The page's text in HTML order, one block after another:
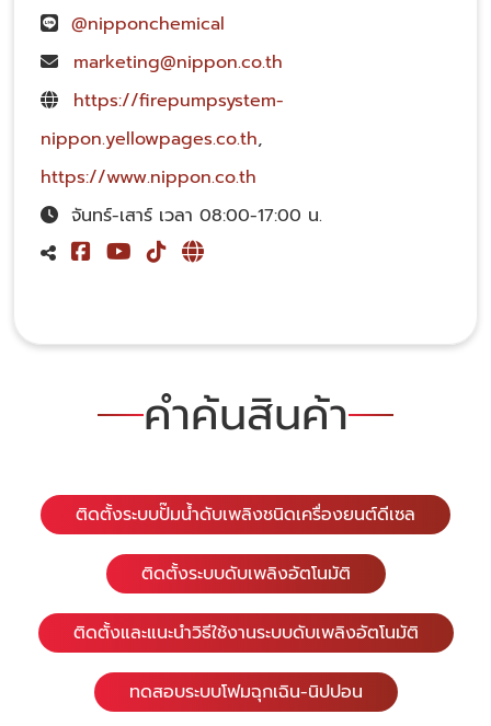
@nipponchemical
marketing@nippon.co.th
https://firepumpsystem-
nippon.yellowpages.co.th,
https://www.nippon.co.th
จันทร์-เสาร์ เวลา 08:00-17:00 น.
คำค้นสินค้า
ติดตั้งระบบปั๊มน้ำดับเพลิงชนิดเครื่องยนต์ดีเซล
ติดตั้งระบบดับเพลิงอัตโนมัติ
ติดตั้งและแนะนำวิธีใช้งานระบบดับเพลิงอัตโนมัติ
ทดสอบระบบโฟมฉุกเฉิน-นิปปอน